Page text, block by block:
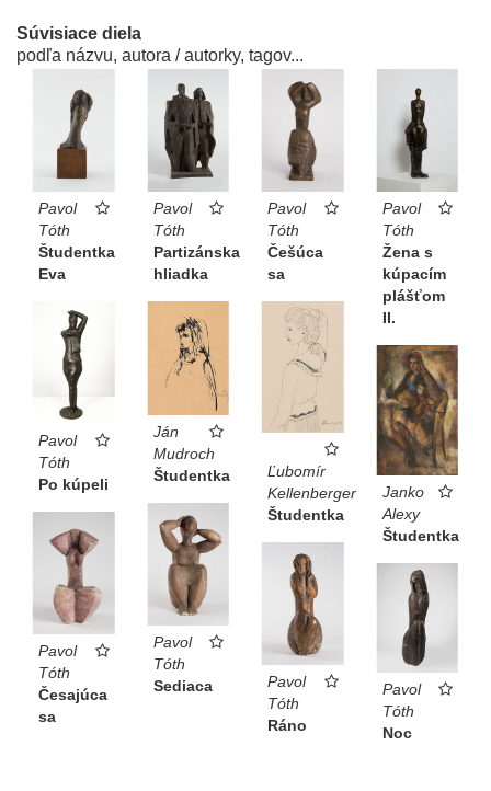
Súvisiace diela
podľa názvu, autora / autorky, tagov...
Pavol
Tóth
Študentka
Eva
Pavol
Tóth
Partizánska
hliadka
Pavol
Tóth
Češúca
sa
Pavol
Tóth
Žena s
kúpacím
plášťom
II.
Pavol
Tóth
Po kúpeli
Ján
Mudroch
Študentka
Ľubomír
Kellenberger
Študentka
Janko
Alexy
Študentka
Pavol
Tóth
Sediaca
Pavol
Tóth
Česajúca
sa
Pavol
Tóth
Ráno
Pavol
Tóth
Noc